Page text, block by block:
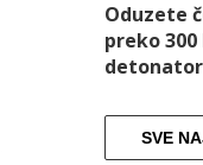
Oduzete
preko
SVE